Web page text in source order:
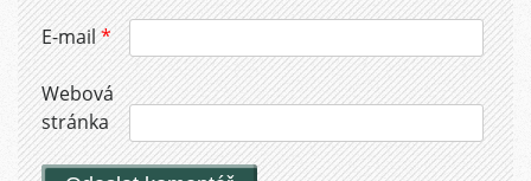
E-mail*
Webová
stránka